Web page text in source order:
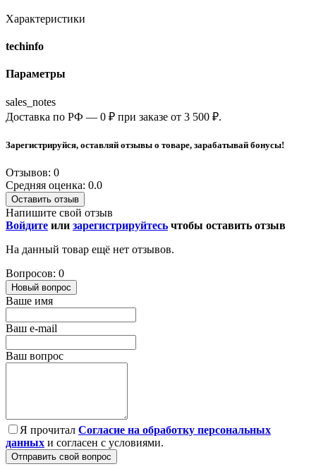
Характеристики
techinfo
Параметры
sales_notes
Доставка по РФ — 0 ₽ при заказе от 3 500 ₽.
Зарегистрируйся, оставляй отзывы о товаре, зарабатывай бонусы!
Отзывов: 0
Средняя оценка: 0.0
Оставить отзыв
Напишите свой отзыв
Войдите или зарегистрируйтесь чтобы оставить отзыв
На данный товар ещё нет отзывов.
Вопросов: 0
Новый вопрос
Ваше имя
Ваш e-mail
Ваш вопрос
Я прочитал Согласие на обработку персональных
данных и согласен с условиями.
Отправить свой вопрос